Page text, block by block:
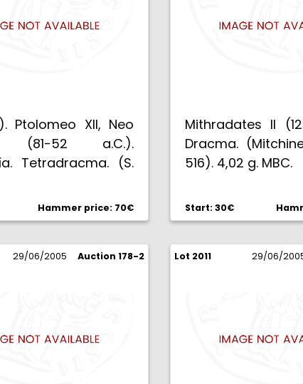
Ptolomeo XII, Neo
(81-52 a.C.).
Tetradracma. (S.
Hammer price: 70€
Mithradates II
Dracma.
516). 4,02 g. MBC.
Start: 30€
29/06/2005 Auction 178-2 Lot 2011 29/06/